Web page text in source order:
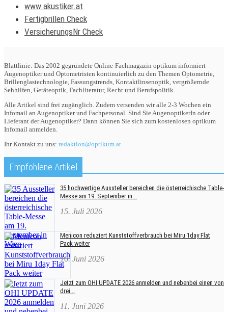
www.akustiker.at
Fertigbrillen Check
VersicherungsNr Check
Blattlinie: Das 2002 gegründete Online-Fachmagazin optikum informiert
Augenoptiker und Optometristen kontinuierlich zu den Themen Optometrie,
Brillenglastechnologie, Fassungstrends, Kontaktlinsenoptik, vergrößernde
Sehhilfen, Geräteoptik, Fachliteratur, Recht und Berufspolitik.
Alle Artikel sind frei zugänglich. Zudem versenden wir alle 2-3 Wochen ein
Infomail an Augenoptiker und Fachpersonal. Sind Sie AugenoptikerIn oder
Lieferant der Augenoptiker? Dann können Sie sich zum kostenlosen optikum
Infomail anmelden.
Ihr Kontakt zu uns: redaktion@optikum.at
Empfohlene Artikel
35 hochwertige Aussteller bereichen die österreichische Table-
Messe am 19. September in...
15. Juli 2026
Menicon reduziert Kunststoffverbrauch bei Miru 1day Flat
Pack weiter
16. Juni 2026
Jetzt zum OHI UPDATE 2026 anmelden und nebenbei einen von
drei...
11. Juni 2026